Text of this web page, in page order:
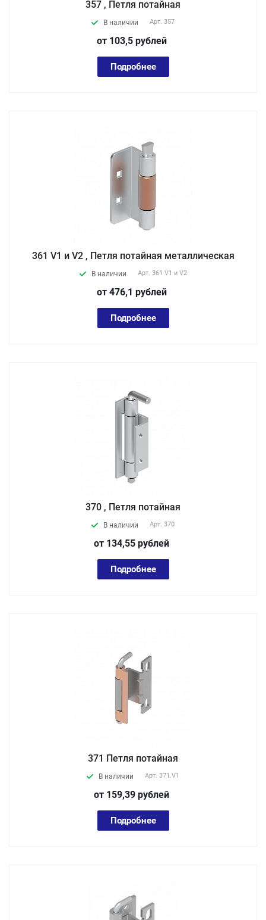
357 , Петля потайная
В наличии Арт. 357
от 103,5 рублей
Подробнее
361 V1 и V2 , Петля потайная металлическая
В наличии Арт. 361 V1 и V2
от 476,1 рублей
Подробнее
370 , Петля потайная
В наличии Арт. 370
от 134,55 рублей
Подробнее
371 Петля потайная
В наличии Арт. 371.V1
от 159,39 рублей
Подробнее